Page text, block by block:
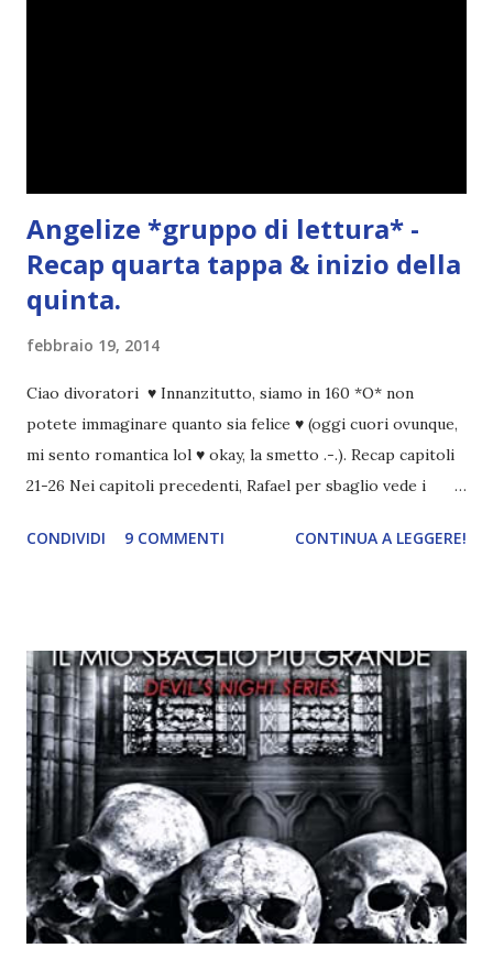
Angelize *gruppo di lettura* -
Recap quarta tappa & inizio della
quinta.
febbraio 19, 2014
Ciao divoratori ♥ Innanzitutto, siamo in 160 *O* non
potete immaginare quanto sia felice ♥ (oggi cuori ovunque,
mi sento romantica lol ♥ okay, la smetto .-.). Recap capitoli
21-26 Nei capitoli precedenti, Rafael per sbaglio vede i
incontrano e Hesediel mostra loro come combattere i puri.
angelo puro, Elemiah. Ma, a differenza di cosa pensano,
l'angelo non ha intenzione di fare una strage, piuttosto è lì
per avvertili che Mikael non è più "l'angelo puro" che
credono e che potrebbe aver ucciso altri mezzi angeli, tipo
Rafael. A quelle parole, Haniel seguito da altri ibridi, si reca
nell'appartamento, senza risultati. Infine cercano nella
chiesetta. Lì trovano Rafael alle prese con gli angeli puri,
ma questa volta ...
CONDIVIDI 9 COMMENTI CONTINUA A LEGGERE!